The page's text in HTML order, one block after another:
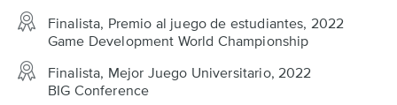
Finalista, Premio al juego de estudiantes, 2022
Game Development World Championship
Finalista, Mejor Juego Universitario, 2022
BIG Conference